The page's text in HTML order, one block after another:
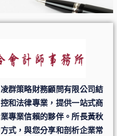
群策略財務顧問有限公司結
和法律專業，提供一站式商
專業信賴的夥伴。所長黃秋
式，與您分享和剖析企業常